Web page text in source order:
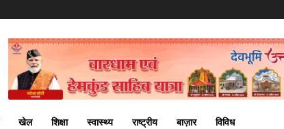
खेल शिक्षा स्वास्थ्य राष्ट्रीय बाज़ार विविध